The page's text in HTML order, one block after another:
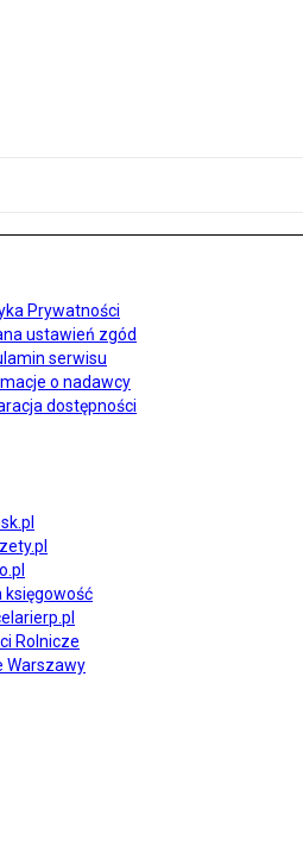
Prywatności
ustawień zgód
serwisu
o nadawcy
dostępności
księgowość
Rolnicze
Warszawy